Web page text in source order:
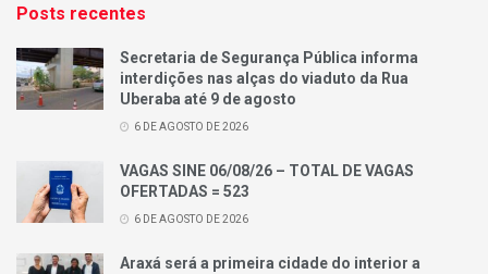
Posts recentes
Secretaria de Segurança Pública informa
interdições nas alças do viaduto da Rua
Uberaba até 9 de agosto
6 DE AGOSTO DE 2026
VAGAS SINE 06/08/26 – TOTAL DE VAGAS
OFERTADAS = 523
6 DE AGOSTO DE 2026
Araxá será a primeira cidade do interior a